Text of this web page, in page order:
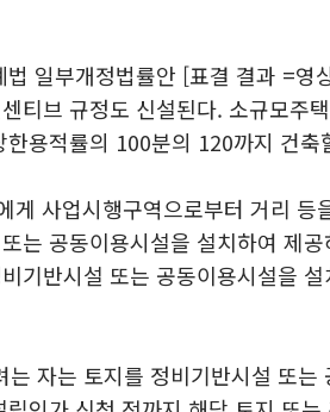
일부개정법률안 [표결 결과 =영
티브 규정도 신설된다. 소규모
용적률의 100분의 120까지 건
사업시행구역으로부터 거리
는 공동이용시설을 설치하여 제
기반시설 또는 공동이용시설을
자는 토지를 정비기반시설 또